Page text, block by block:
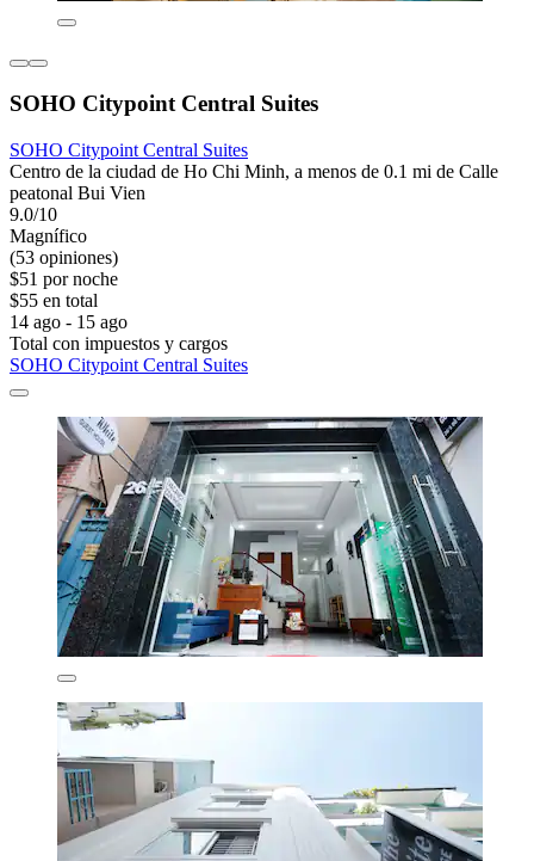
SOHO Citypoint Central Suites
SOHO Citypoint Central Suites
Centro de la ciudad de Ho Chi Minh, a menos de 0.1 mi de Calle
peatonal Bui Vien
9.0/10
Magnífico
(53 opiniones)
$51 por noche
$55 en total
14 ago - 15 ago
Total con impuestos y cargos
SOHO Citypoint Central Suites